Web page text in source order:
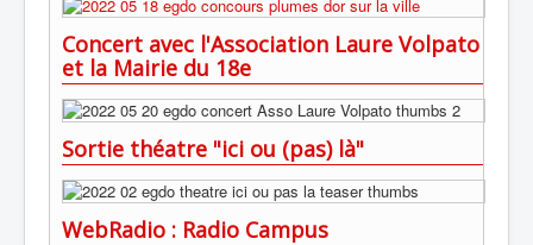
Concert avec l'Association Laure Volpato
et la Mairie du 18e
Sortie théatre "ici ou (pas) là"
WebRadio : Radio Campus